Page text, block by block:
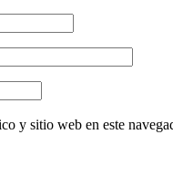
y sitio web en este